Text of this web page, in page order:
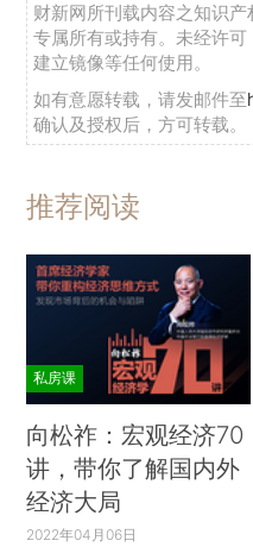
财新网所刊载内容之知识
专属所有或持有。未经许
建立镜像等任何使用。
如有意愿转载，请发邮件至
确认及授权后，方可转载。
推荐阅读
私房课
向松祚：宏观经济70
讲，带你了解国内外
经济大局
2022年04月06日